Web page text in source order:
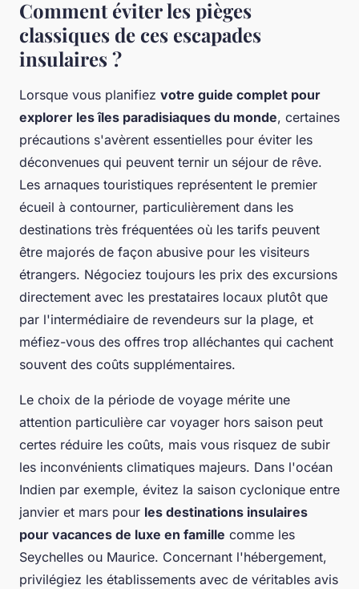
Comment éviter les pièges
classiques de ces escapades
insulaires ?
Lorsque vous planifiez votre guide complet pour
explorer les îles paradisiaques du monde, certaines
précautions s'avèrent essentielles pour éviter les
déconvenues qui peuvent ternir un séjour de rêve.
Les arnaques touristiques représentent le premier
écueil à contourner, particulièrement dans les
destinations très fréquentées où les tarifs peuvent
être majorés de façon abusive pour les visiteurs
étrangers. Négociez toujours les prix des excursions
directement avec les prestataires locaux plutôt que
par l'intermédiaire de revendeurs sur la plage, et
méfiez-vous des offres trop alléchantes qui cachent
souvent des coûts supplémentaires.
Le choix de la période de voyage mérite une
attention particulière car voyager hors saison peut
certes réduire les coûts, mais vous risquez de subir
les inconvénients climatiques majeurs. Dans l'océan
Indien par exemple, évitez la saison cyclonique entre
janvier et mars pour les destinations insulaires
pour vacances de luxe en famille comme les
Seychelles ou Maurice. Concernant l'hébergement,
privilégiez les établissements avec de véritables avis